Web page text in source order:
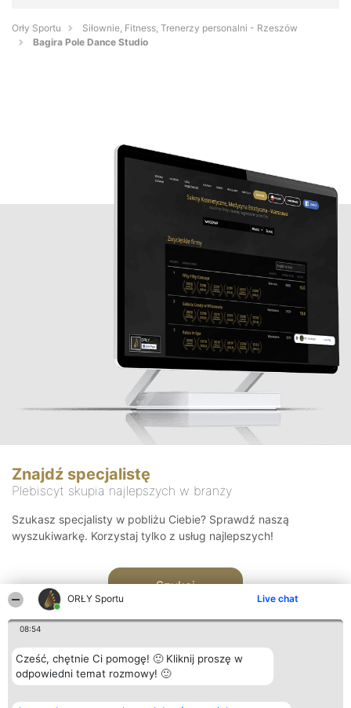
ORŁY Sportu Live chat
08:54
Cześć, chętnie Ci pomogę! 🙂 Kliknij proszę w
odpowiedni temat rozmowy! 🙂
Orły Sportu
Siłownie, Fitness, Trenerzy personalni - Rzeszów
Bagira Pole Dance Studio
Znajdź specjalistę
Plebiscyt skupia najlepszych w branży
Szukasz specjalisty w pobliżu Ciebie? Sprawdź naszą
wyszukiwarkę. Korzystaj tylko z usług najlepszych!
Szukaj
Organizator plebiscytu Plebiscyt Kontakt